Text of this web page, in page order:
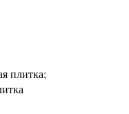
плитка;